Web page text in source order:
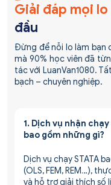
Giải đáp mọi lo
đầu
Đừng để nỗi lo làm bạn
mà 90% học viên đã
tác với LuanVan1080.
bạch – chuyên nghiệp.
1. Dịch vụ nhận chạy
bao gồm những gì?
Dịch vụ chạy STATA
(OLS, FEM, REM…),
và hỗ trợ giải thích số